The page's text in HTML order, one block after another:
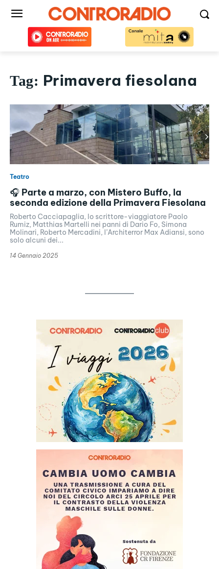
Tag: Primavera fiesolana
Teatro
🎧 Parte a marzo, con Mistero Buffo, la
seconda edizione della Primavera Fiesolana
Roberto Cacciapaglia, lo scrittore-viaggiatore Paolo
Rumiz, Matthias Martelli nei panni di Dario Fo, Simona
Molinari, Roberto Mercadini, l’Architerror Max Adiansi, sono
solo alcuni dei...
14 Gennaio 2025